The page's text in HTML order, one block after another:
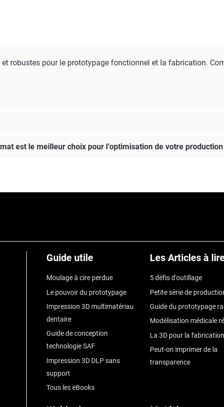
robustes pour le prototypage fonctionnel et la fabrication.
est le meilleur choix pour l’optimisation de votre production
Guide utile
Moulage à cire perdue
Le pouvoir du prototypage
Impression 3D multimatériau
dentaire
Guide de conception
technologie SAF
Impression 3D DLP sans
support
Tous les eBooks
Les Articles à
5 défis d'outillage
Petite série de
Guide du prototypage
Modélisation médicale
La 3D pour la
Peut-on imprimer de la
transparence